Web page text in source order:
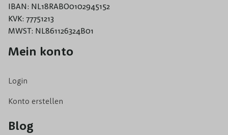
IBAN: NL18RABO0102945152
KVK: 77751213
MWST: NL861126324B01
Mein konto
Login
Konto erstellen
Blog